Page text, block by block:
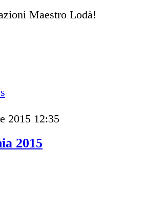
Maestro Lodà!
2015 12:35
2015